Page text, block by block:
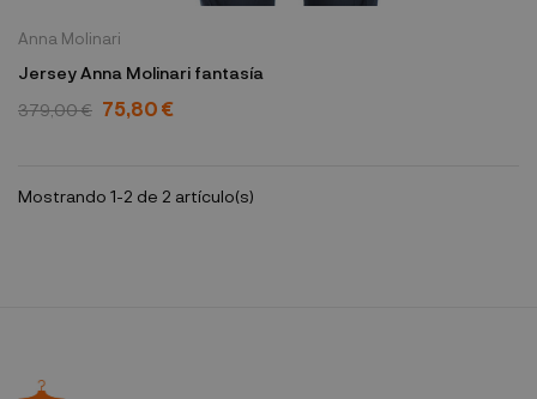
Anna Molinari
Jersey Anna Molinari fantasía
379,00 € 75,80 €
Mostrando 1-2 de 2 artículo(s)